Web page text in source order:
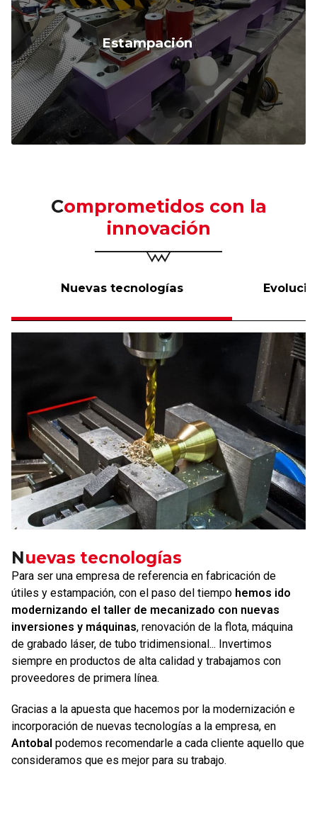
Estampación
Comprometidos con la
innovación
Nuevas tecnologías
Nuevas tecnologías
Para ser una empresa de referencia en fabricación de
útiles y estampación, con el paso del tiempo hemos ido
modernizando el taller de mecanizado con nuevas
inversiones y máquinas, renovación de la flota, máquina
de grabado láser, de tubo tridimensional... Invertimos
siempre en productos de alta calidad y trabajamos con
proveedores de primera línea.
Gracias a la apuesta que hacemos por la modernización e
incorporación de nuevas tecnologías a la empresa, en
Antobal podemos recomendarle a cada cliente aquello que
consideramos que es mejor para su trabajo.